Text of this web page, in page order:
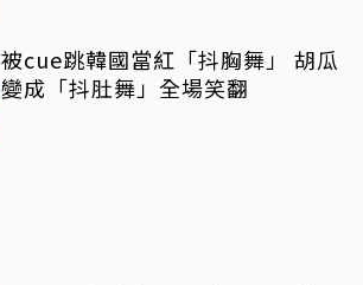
被cue跳韓國當紅「抖胸舞」 胡瓜
變成「抖肚舞」全場笑翻